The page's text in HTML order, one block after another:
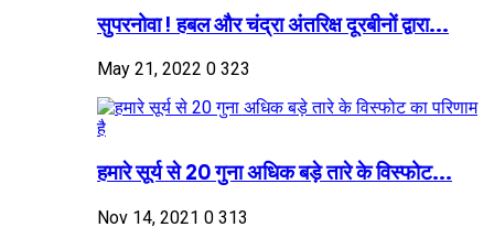
सुपरनोवा ! हबल और चंद्रा अंतरिक्ष दूरबीनों द्वारा...
May 21, 2022 0 323
हमारे सूर्य से 20 गुना अधिक बड़े तारे के विस्फोट...
Nov 14, 2021 0 313